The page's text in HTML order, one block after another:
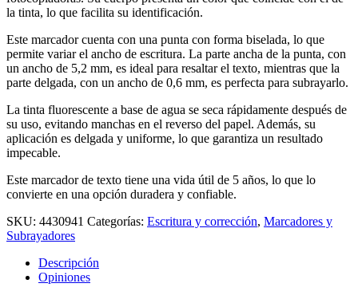
la tinta, lo que facilita su identificación.
Este marcador cuenta con una punta con forma biselada, lo que
permite variar el ancho de escritura. La parte ancha de la punta, con
un ancho de 5,2 mm, es ideal para resaltar el texto, mientras que la
parte delgada, con un ancho de 0,6 mm, es perfecta para subrayarlo.
La tinta fluorescente a base de agua se seca rápidamente después de
su uso, evitando manchas en el reverso del papel. Además, su
aplicación es delgada y uniforme, lo que garantiza un resultado
impecable.
Este marcador de texto tiene una vida útil de 5 años, lo que lo
convierte en una opción duradera y confiable.
SKU: 4430941 Categorías: Escritura y corrección, Marcadores y
Subrayadores
Descripción
Opiniones